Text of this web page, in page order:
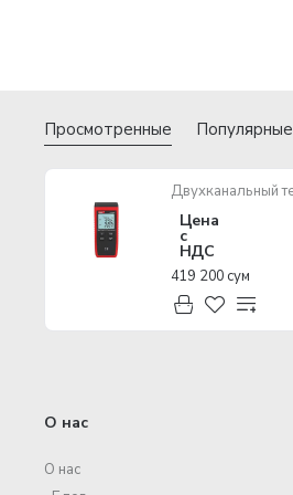
Просмотренные Популярные
Цена
с
НДС
419 200 сум
О нас
О нас